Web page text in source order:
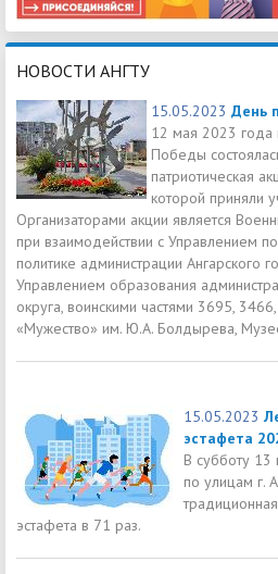
НОВОСТИ АНГТУ
15.05.2023 День
12 мая 2023
Победы
патриотическая
которой приняли
Организаторами акции является
при взаимодействии с Управлением
политике администрации Ангарского
Управлением образования
округа, воинскими частями 3695,
«Мужество» им. Ю.А. Болдырева,
15.05.2023
эстафета
В субботу 13
по улицам г.
эстафета в 71 раз.